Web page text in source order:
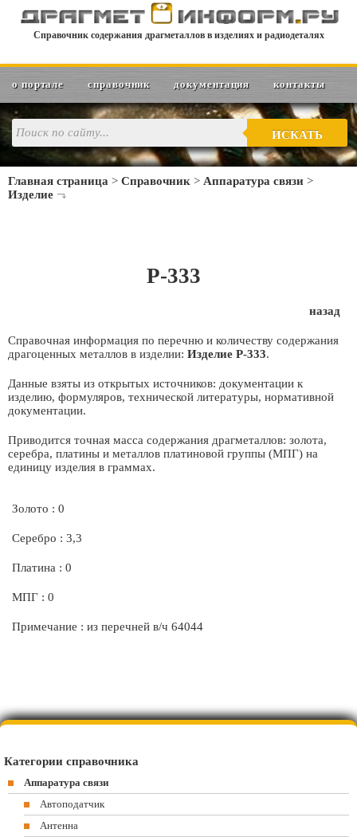
Справочник содержания драгметаллов в изделиях и радиодеталях
о портале справочник документация контакты
ИСКАТЬ
Главная страница > Справочник > Аппаратура связи >
Изделие
Р-333
назад
Справочная информация по перечню и количеству содержания
драгоценных металлов в изделии: Изделие Р-333.
Данные взяты из открытых источников: документации к
изделию, формуляров, технической литературы, нормативной
документации.
Приводится точная масса содержания драгметаллов: золота,
серебра, платины и металлов платиновой группы (МПГ) на
единицу изделия в граммах.
Золото : 0
Серебро : 3,3
Платина : 0
МПГ : 0
Примечание : из перечней в/ч 64044
Категории справочника
Аппаратура связи
Автоподатчик
Антенна